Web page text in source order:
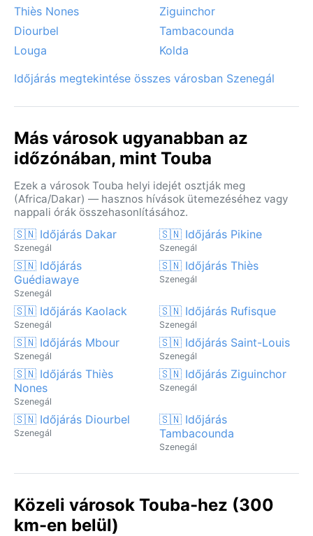
Thiès Nones
Ziguinchor
Diourbel
Tambacounda
Louga
Kolda
Időjárás megtekintése összes városban Szenegál
Más városok ugyanabban az
időzónában, mint Touba
Ezek a városok Touba helyi idejét osztják meg
(Africa/Dakar) — hasznos hívások ütemezéséhez vagy
nappali órák összehasonlításához.
🇸🇳 Időjárás Dakar
Szenegál
🇸🇳 Időjárás Pikine
Szenegál
🇸🇳 Időjárás
Guédiawaye
Szenegál
🇸🇳 Időjárás Thiès
Szenegál
🇸🇳 Időjárás Kaolack
Szenegál
🇸🇳 Időjárás Rufisque
Szenegál
🇸🇳 Időjárás Mbour
Szenegál
🇸🇳 Időjárás Saint-Louis
Szenegál
🇸🇳 Időjárás Thiès
Nones
Szenegál
🇸🇳 Időjárás Ziguinchor
Szenegál
🇸🇳 Időjárás Diourbel
Szenegál
🇸🇳 Időjárás
Tambacounda
Szenegál
Közeli városok Touba-hez (300
km-en belül)